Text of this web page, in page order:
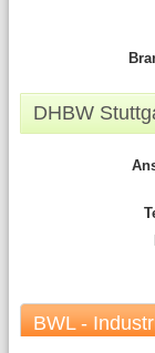
DHBW
BWL -